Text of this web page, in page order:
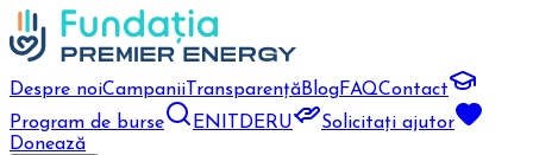
Despre noiCampanii TransparențăBlogFAQContact
Program de burse
EN DERU
Solicitați ajutor
Donează